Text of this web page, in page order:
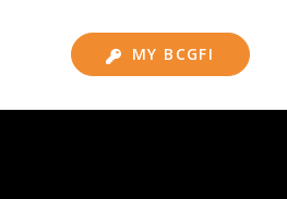
MY BCGFI